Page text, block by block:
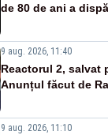
de 80 de ani a
9 aug. 2026, 11:40
Reactorul 2, salvat
Anunțul făcut de
9 aug. 2026, 11:10